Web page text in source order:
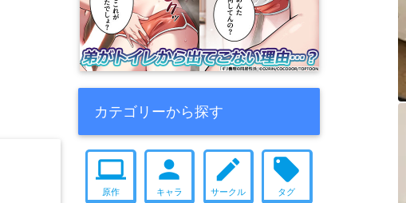
カテゴリーから探す
computer
原作
person
キャラ
create
サークル
local_offer
タグ